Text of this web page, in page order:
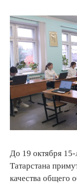
До 19 октября
Татарстана
качества общего